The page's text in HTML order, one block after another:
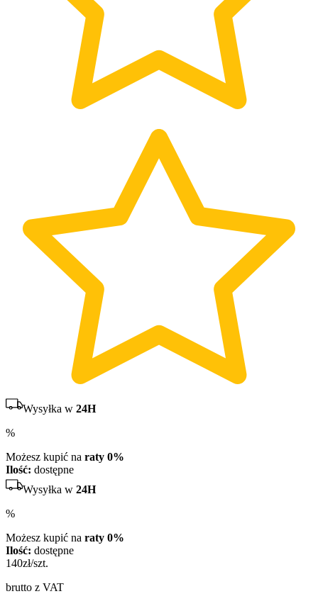
Wysyłka w 24H
%
Możesz kupić na raty 0%
Ilość: dostępne
Wysyłka w 24H
%
Możesz kupić na raty 0%
Ilość: dostępne
140zł/szt.
brutto z VAT